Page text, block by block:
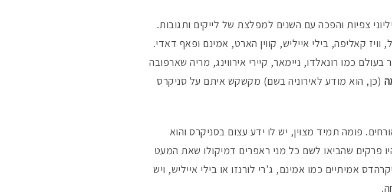
צפיות והפכה עם השנים למפלצת של לייקים ותגובות.
קאליפה, בילי אייליש, קווין הארט, אמינם ופאף דאדי.
כמו רונאלדו, ניימאר, קיירי אירווינג, מריה שארפובה
(כן, הוא מודע לאירוניה בשם) מקשקש איתם על סניקרס
פומה תמיד מצוין, יש לו ידע עצום בסניקרס והוא
פרקים שהביאו לשם כל מני ראפרים דמיקולו שאת המעט
אמיתיים כמו אמינם, ג'רי לורנזו או בילי אייליש, ויש